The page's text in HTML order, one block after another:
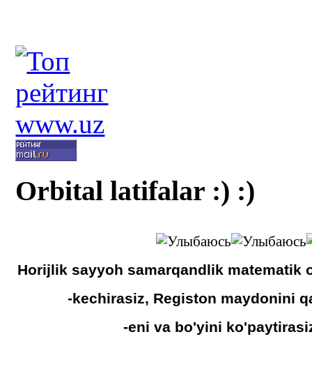
Orbital latifalar :) :)
Horijlik sayyoh samarqandlik matematik
-kechirasiz, Registon maydonini
-eni va bo'yini